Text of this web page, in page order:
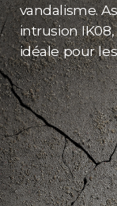
vandalisme.
intrusion
idéale pour